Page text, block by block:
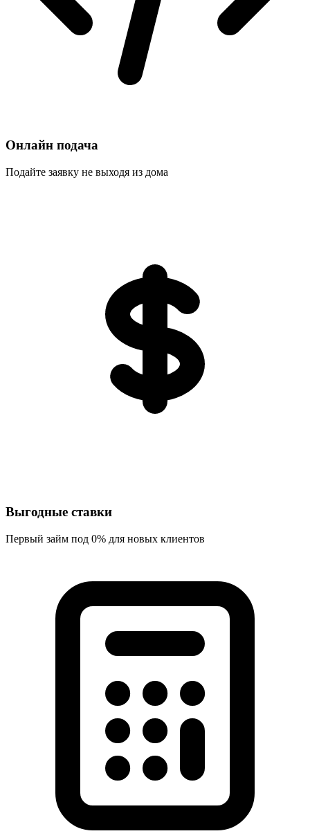
Онлайн подача
Подайте заявку не выходя из дома
Выгодные ставки
Первый займ под 0% для новых клиентов